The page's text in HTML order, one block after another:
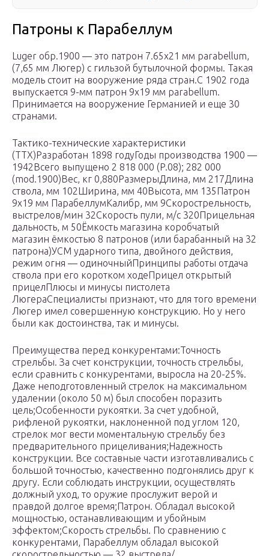
Патроны к Парабеллум
Luger обр.1900 — это патрон 7.65х21 мм parabellum,
(7,65 мм Люгер) с гильзой бутылочной формы. Такая
модель стоит на вооружение ряда стран.С 1902 года
выпускается 9-мм патрон 9х19 мм parabellum.
Принимается на вооружение Германией и еще 30
странами.
Тактико-технические характеристики
(ТТХ)Разработан 1898 годуГоды производства 1900 —
1942Всего выпущено 2 818 000 (P.08); 282 000
(mod.1900)Вес, кг 0,880РазмерыДлина, мм 217Длина
ствола, мм 102Ширина, мм 40Высота, мм 135Патрон
9х19 мм ПарабеллумКалибр, мм 9Скорострельность,
выстрелов/мин 32Скорость пули, м/с 320Прицельная
дальность, м 50Ёмкость магазина коробчатый
магазин ёмкостью 8 патронов (или барабанный на 32
патрона)УСМ ударного типа, двойного действия,
режим огня — одиночныйПринципы работы отдача
ствола при его коротком ходеПрицел открытый
прицелПлюсы и минусы пистолета
ЛюгераСпециалисты признают, что для того времени
Люгер имел совершенную конструкцию. Но у него
были как достоинства, так и минусы.
Преимущества перед конкурентами:Точность
стрельбы. За счет конструкции, точность стрельбы,
если сравнить с конкурентами, выросла на 20-25%.
Даже неподготовленный стрелок на максимальном
удалении (около 50 м) был способен поразить
цель;Особенности рукоятки. За счет удобной,
рифленой рукоятки, наклоненной под углом 120,
стрелок мог вести моментальную стрельбу без
предварительного прицеливания;Надежность
конструкции. Все составные части изготавливались с
большой точностью, качественно подгонялись друг к
другу. Если соблюдать инструкции, осуществлять
должный уход, то оружие прослужит верой и
правдой долгое время;Патрон. Обладал высокой
мощностью, останавливающим и убойным
эффектом;Скорость стрельбы. По сравнению с
конкурентами, Парабеллум обладал высокой